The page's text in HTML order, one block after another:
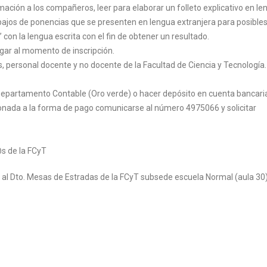
a los compañeros, leer para elaborar un folleto explicativo en
de ponencias que se presenten en lengua extranjera para posibles
la lengua escrita con el fin de obtener un resultado.
al momento de inscripción.
docente y no docente de la Facultad de Ciencia y Tecnología.
Contable (Oro verde) o hacer depósito en cuenta
a la forma de pago comunicarse al número 4975066 y solicitar
de la FCyT
Dto. Mesas de Estradas de la FCyT subsede escuela Normal (aula